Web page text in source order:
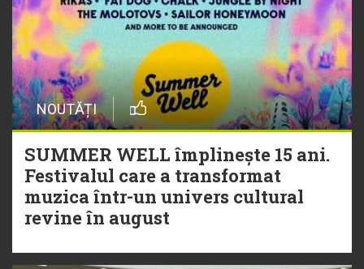
NOUTĂȚI
SUMMER WELL împlinește 15 ani.
Festivalul care a transformat
muzica într-un univers cultural
revine în august